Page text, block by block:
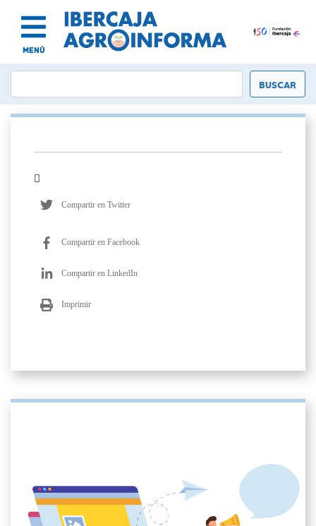
MENÚ
Compartir en Twitter
Compartir en Facebook
Compartir en LinkedIn
Imprimir